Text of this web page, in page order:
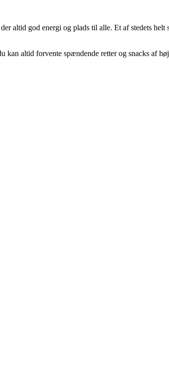
altid god energi og plads til alle. Et af stedets
kan altid forvente spændende retter og snacks af